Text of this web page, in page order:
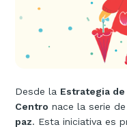
Desde la Estrategia
Centro nace la serie
paz. Esta iniciativa es